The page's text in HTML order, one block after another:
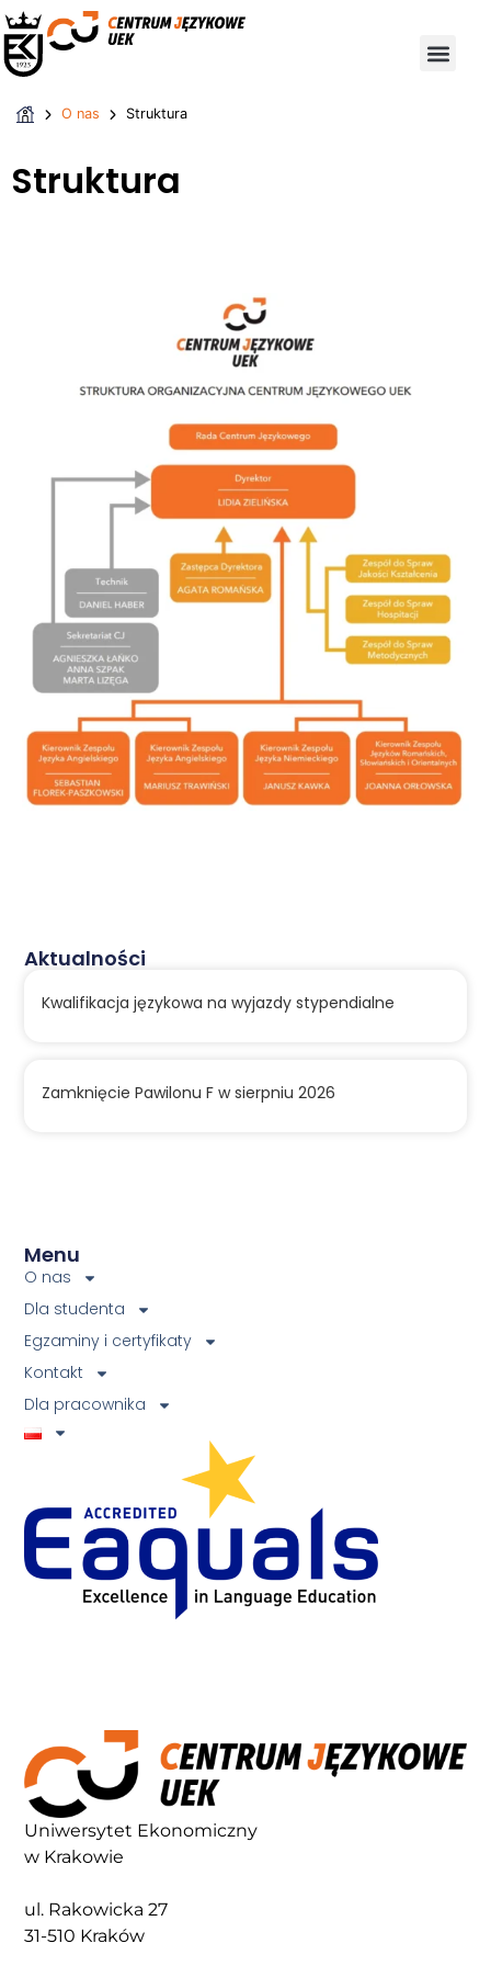
O nas Struktura
Struktura
Uniwersytet Ekonomiczny
w Krakowie
ul. Rakowicka 27
31-510 Kraków
Menu
O nas
Dla studenta
Egzaminy i certyfikaty
Kontakt
Dla pracownika
Aktualności
Kwalifikacja językowa na wyjazdy stypendialne
Zamknięcie Pawilonu F w sierpniu 2026